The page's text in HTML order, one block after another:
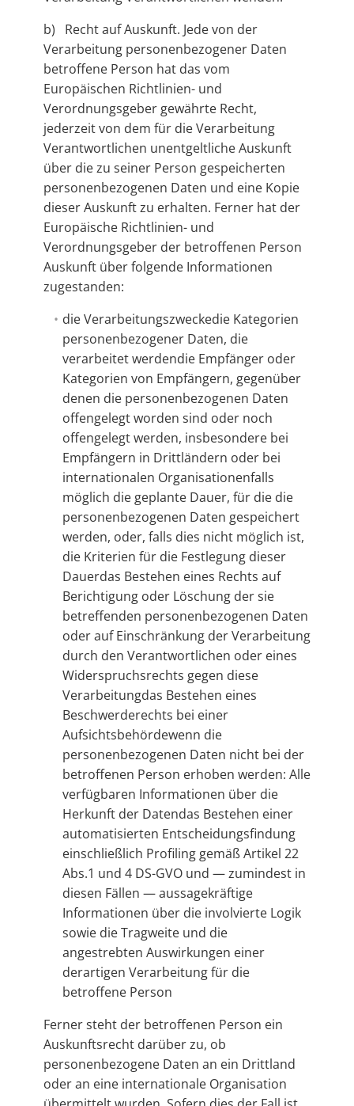
b) Recht auf Auskunft. Jede von der
Verarbeitung personenbezogener Daten
betroffene Person hat das vom
Europäischen Richtlinien- und
Verordnungsgeber gewährte Recht,
jederzeit von dem für die Verarbeitung
Verantwortlichen unentgeltliche Auskunft
über die zu seiner Person gespeicherten
personenbezogenen Daten und eine Kopie
dieser Auskunft zu erhalten. Ferner hat der
Europäische Richtlinien- und
Verordnungsgeber der betroffenen Person
Auskunft über folgende Informationen
zugestanden:
die Verarbeitungszweckedie Kategorien
personenbezogener Daten, die
verarbeitet werdendie Empfänger oder
Kategorien von Empfängern, gegenüber
denen die personenbezogenen Daten
offengelegt worden sind oder noch
offengelegt werden, insbesondere bei
Empfängern in Drittländern oder bei
internationalen Organisationenfalls
möglich die geplante Dauer, für die die
personenbezogenen Daten gespeichert
werden, oder, falls dies nicht möglich ist,
die Kriterien für die Festlegung dieser
Dauerdas Bestehen eines Rechts auf
Berichtigung oder Löschung der sie
betreffenden personenbezogenen Daten
oder auf Einschränkung der Verarbeitung
durch den Verantwortlichen oder eines
Widerspruchsrechts gegen diese
Verarbeitungdas Bestehen eines
Beschwerderechts bei einer
Aufsichtsbehördewenn die
personenbezogenen Daten nicht bei der
betroffenen Person erhoben werden: Alle
verfügbaren Informationen über die
Herkunft der Datendas Bestehen einer
automatisierten Entscheidungsfindung
einschließlich Profiling gemäß Artikel 22
Abs.1 und 4 DS-GVO und — zumindest in
diesen Fällen — aussagekräftige
Informationen über die involvierte Logik
sowie die Tragweite und die
angestrebten Auswirkungen einer
derartigen Verarbeitung für die
betroffene Person
Ferner steht der betroffenen Person ein
Auskunftsrecht darüber zu, ob
personenbezogene Daten an ein Drittland
oder an eine internationale Organisation